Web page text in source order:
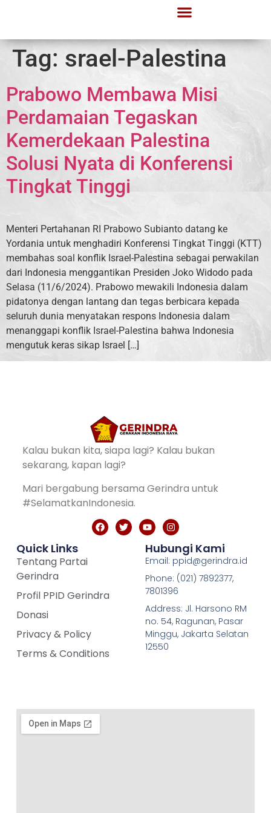
Tag: srael-Palestina
Prabowo Membawa Misi
Perdamaian Tegaskan
Kemerdekaan Palestina
Solusi Nyata di Konferensi
Tingkat Tinggi
Menteri Pertahanan RI Prabowo Subianto datang ke
Yordania untuk menghadiri Konferensi Tingkat Tinggi (KTT)
membahas soal konflik Israel-Palestina sebagai perwakilan
dari Indonesia menggantikan Presiden Joko Widodo pada
Selasa (11/6/2024). Prabowo mewakili Indonesia dalam
pidatonya dengan lantang dan tegas berbicara kepada
seluruh dunia menyatakan respons Indonesia dalam
menanggapi konflik Israel-Palestina bahwa Indonesia
mengutuk keras sikap Israel […]
Kalau bukan kita, siapa lagi? Kalau bukan
sekarang, kapan lagi?
Mari bergabung bersama Gerindra untuk
#SelamatkanIndonesia.
Quick Links
Tentang Partai
Gerindra
Profil PPID Gerindra
Donasi
Privacy & Policy
Terms & Conditions
Hubungi Kami
Email: ppid@gerindra.id
Phone: (021) 7892377,
7801396
Address: Jl. Harsono RM
no. 54, Ragunan, Pasar
Minggu, Jakarta Selatan
12550